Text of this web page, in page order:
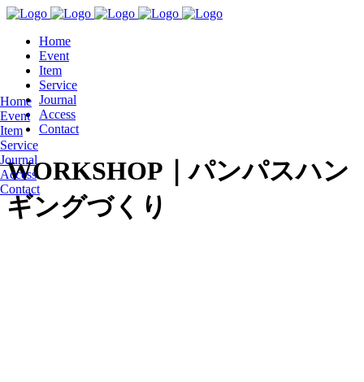
Home
Event
Item
Service
Journal
Access
Contact
Home
Event
Item
Service
Journal
Access
Contact
WORKSHOP｜パンパスハン
ギングづくり